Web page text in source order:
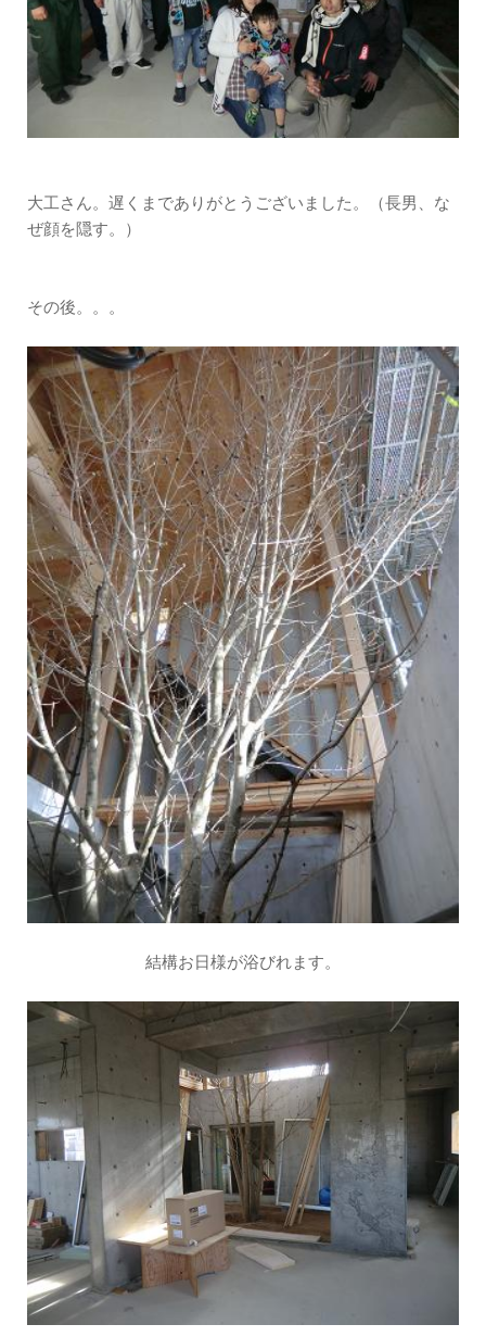
大工さん。遅くまでありがとうございました。（長男、な
ぜ顔を隠す。）
その後。。。
結構お日様が浴びれます。